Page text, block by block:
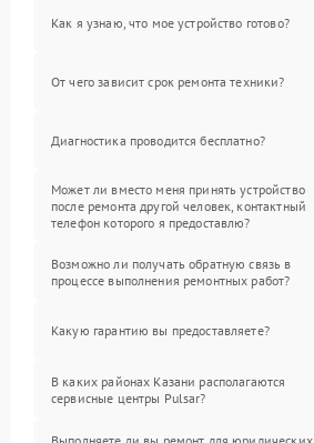
Как я узнаю, что мое устройство готово?
От чего зависит срок ремонта техники?
Диагностика проводится бесплатно?
Может ли вместо меня принять устройство
после ремонта другой человек, контактный
телефон которого я предоставлю?
Возможно ли получать обратную связь в
процессе выполнения ремонтных работ?
Какую гарантию вы предоставляете?
В каких районах Казани располагаются
сервисные центры Pulsar?
Выполняете ли вы ремонт для юридических